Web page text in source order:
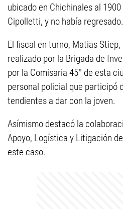
ubicado en Chichinales al
Cipolletti, y no había regresado.
El fiscal en turno, Matias
realizado por la Brigada de
por la Comisaria 45° de esta
personal policial que participó
tendientes a dar con la joven.
Asímismo destacó la
Apoyo, Logística y Litigación
este caso.